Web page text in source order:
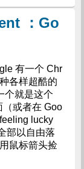
：Go
有一个 Chr
各样超酷的
个就是这个
（或者在 Goo
lucky
部以自由落
鼠标箭头捡